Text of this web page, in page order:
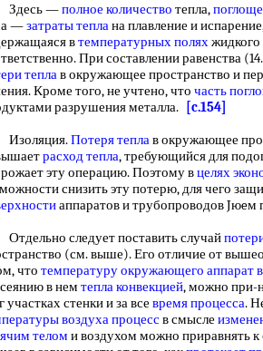
—полное количество тепла,
—затраты теплана плавление и
втемпературных поляхжидкого
При составлении равенства
теплав окружающее пространство и
Кроме того, не учтено, что часть
разрушения металла.
[c.154]
Потеря теплав окружающее
расход тепла, требующийся для
эту операцию. Поэтому вцелях
снизить эту потерю, для чего
аппаратов и трубопроводов Jюeм
следует поставить случай
(см. выше). Его отличие от
что температуру окружающего аппарат
в нем тепла конвекцией, можно при-
участках стенки и за все время процесса.
воздуха процессв смысле
телом и воздухом можно приравнять